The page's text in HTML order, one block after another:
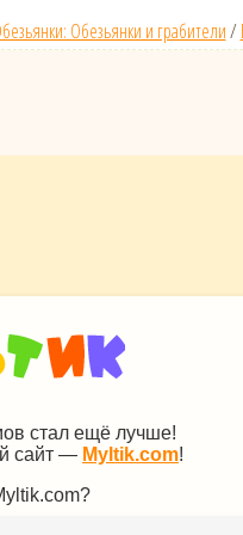
Обезьянки и грабители/
стал ещё лучше!
сайт — Myltik.com!